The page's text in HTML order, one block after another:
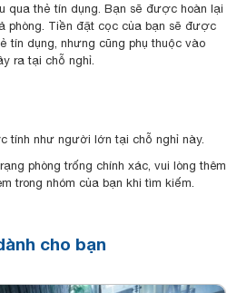
qua thẻ tín dụng. Bạn sẽ được hoàn lại
phòng. Tiền đặt cọc của bạn sẽ được
tín dụng, nhưng cũng phụ thuộc vào
ra tại chỗ nghỉ.
tính như người lớn tại chỗ nghỉ này.
phòng trống chính xác, vui lòng thêm
trong nhóm của bạn khi tìm kiếm.
cho bạn